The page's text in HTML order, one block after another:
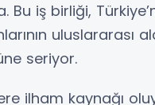
Bu iş birliği,
uluslararası
seriyor.
ilham kaynağı